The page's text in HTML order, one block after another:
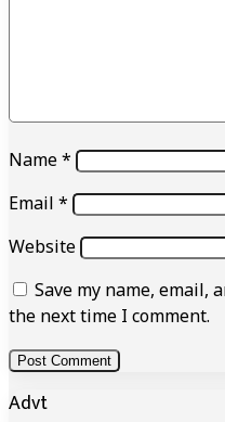
Name*
Email *
Website
Save my name, email,
the next time I comment.
Advt